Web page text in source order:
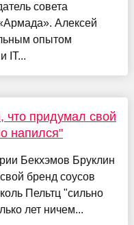
совета
Алексей
опытом
IT...
что придумал свой
напился"
Бекхэмов Бруклин
бренд соусов
Пельтц "сильно
лет ничем...